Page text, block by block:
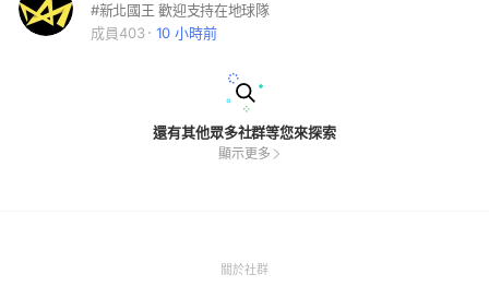
#新北國王 歡迎支持在地球隊
成員403
10 小時前
還有其他眾多社群等您來探索
顯示更多
關於社群(Open